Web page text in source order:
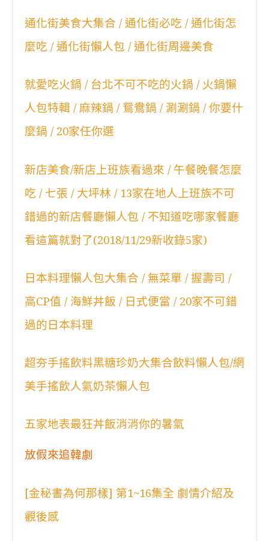
通化街美食大集合 / 通化街必吃 / 通化街怎
麼吃 / 通化街懶人包 / 通化街周邊美食
就愛吃火鍋 / 台北不可不吃的火鍋 / 火鍋懶
人包特輯 / 麻辣鍋 / 鴛鴦鍋 / 涮涮鍋 / 你要什
麼鍋 / 20家任你選
新店美食/新店上班族看過來 / 午餐晚餐怎麼
吃 / 七張 / 大坪林 / 13家在地人上班族不可
錯過的新店餐廳懶人包 / 不知道吃哪家餐廳
看這篇就對了(2018/11/29新收錄5家)
日本料理懶人包大集合 / 無菜單 / 握壽司 /
高CP值 / 海鮮丼飯 / 日式便當 / 20家不可錯
過的日本料理
超夯手搖飲料黑糖珍奶大集合飲料懶人包/網
美手搖飲人氣奶茶懶人包
五家地表最狂丼飯消消你的暑氣
放假來追韓劇
[金秘書為何那樣] 第1~16集全 劇情介紹及
觀後感